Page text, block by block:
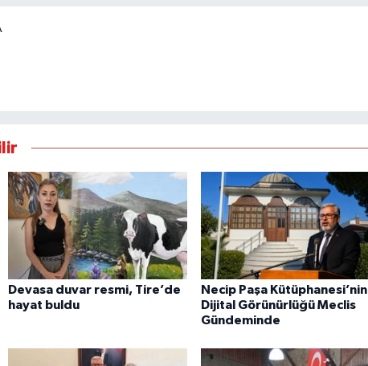
Devasa duvar resmi, Tire’de
hayat buldu
Necip Paşa Kütüphanesi’nin
Dijital Görünürlüğü Meclis
Gündeminde